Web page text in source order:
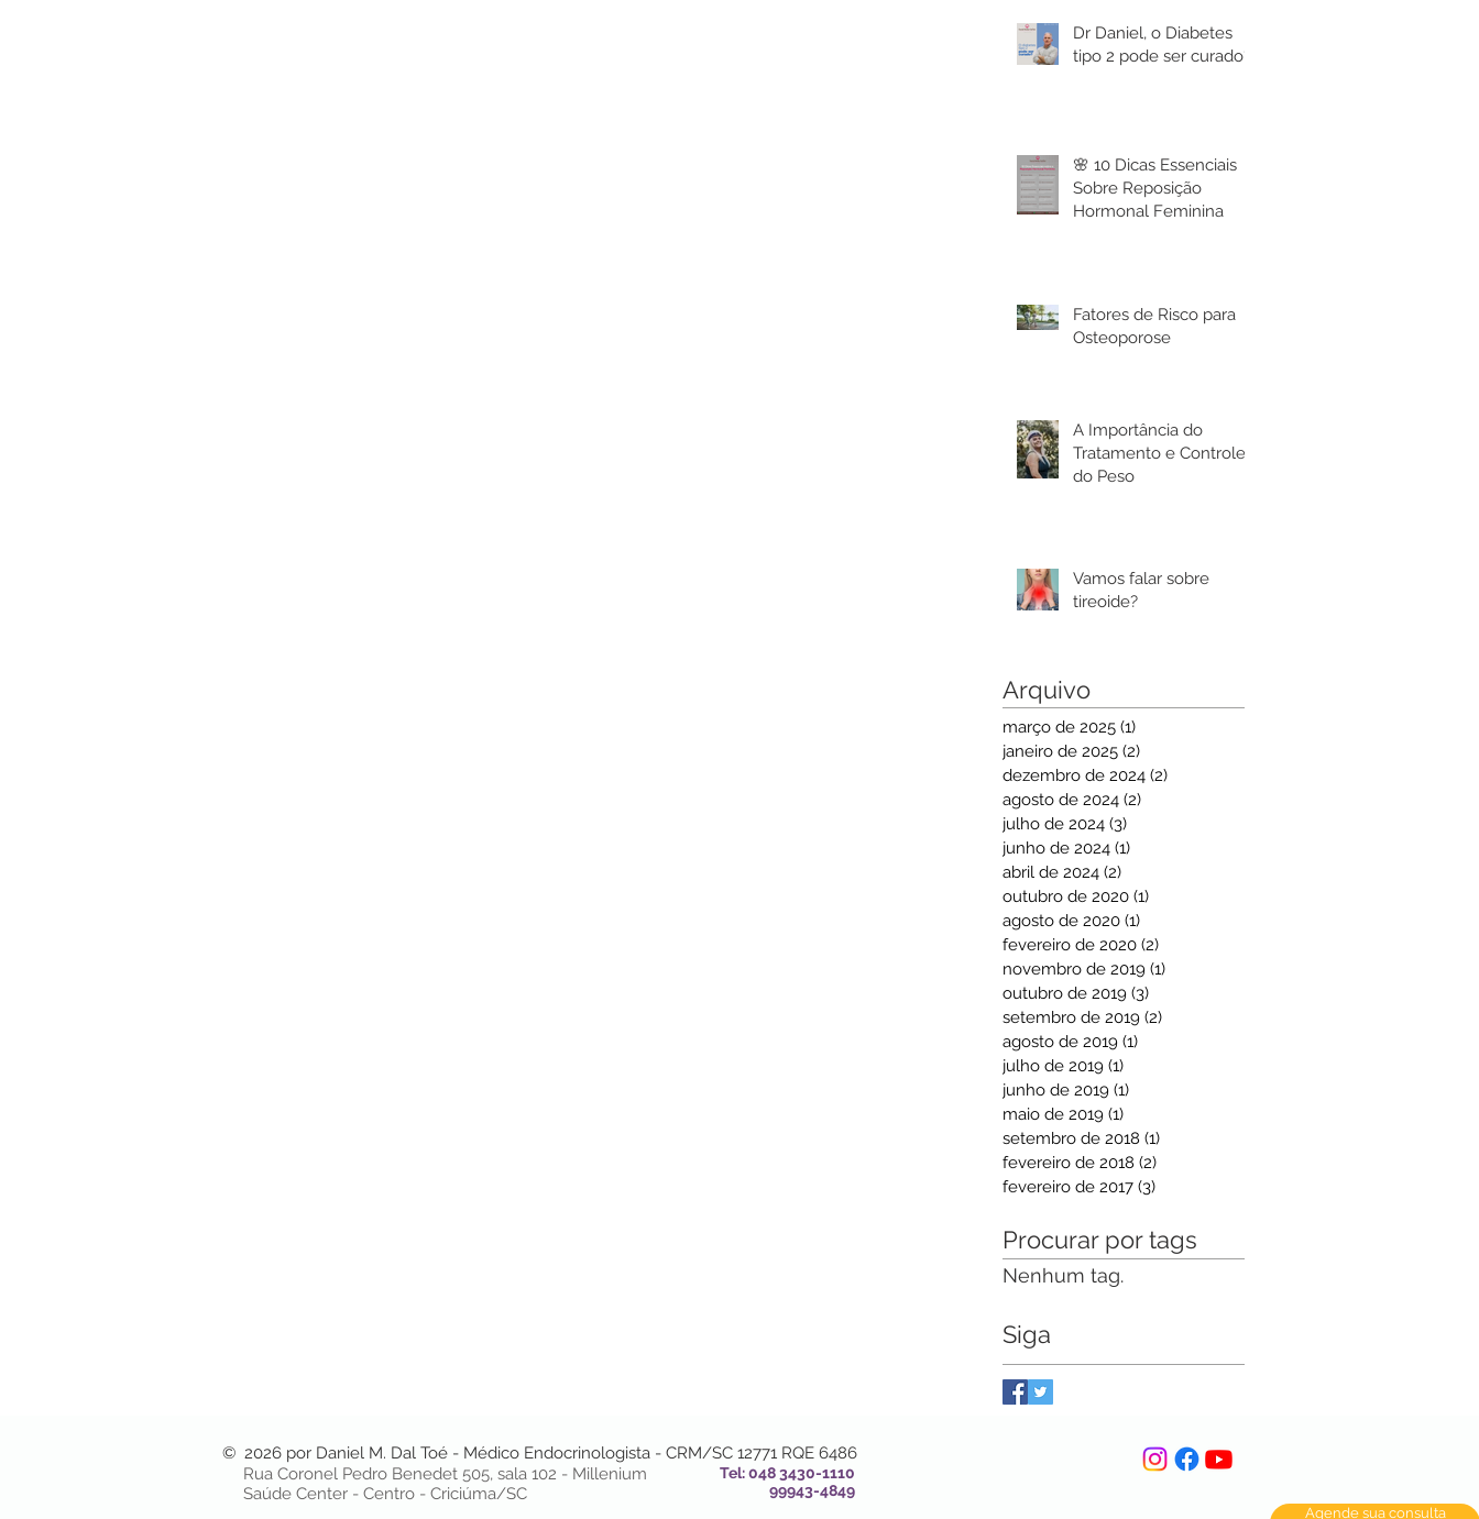
Dr Daniel, o Diabetes
tipo 2 pode ser curado?
🌸 10 Dicas Essenciais
Sobre Reposição
Hormonal Feminina
Fatores de Risco para
Osteoporose
A Importância do
Tratamento e Controle
do Peso
Vamos falar sobre
tireoide?
Arquivo
março de 2025 (1)
janeiro de 2025 (2)
dezembro de 2024 (2)
agosto de 2024 (2)
julho de 2024 (3)
junho de 2024 (1)
abril de 2024 (2)
outubro de 2020 (1)
agosto de 2020 (1)
fevereiro de 2020 (2)
novembro de 2019 (1)
outubro de 2019 (3)
setembro de 2019 (2)
agosto de 2019 (1)
julho de 2019 (1)
junho de 2019 (1)
maio de 2019 (1)
setembro de 2018 (1)
fevereiro de 2018 (2)
fevereiro de 2017 (3)
Procurar por tags
Nenhum tag.
Siga
Agende sua consulta
© 2026 por Daniel M. Dal Toé - Médico Endocrinologista - CRM/SC 12771 RQE 6486
Rua Coronel Pedro Benedet 505, sala 102 - Millenium
Saúde Center - Centro - Criciúma/SC
Tel: 048 3430-1110
99943-4849